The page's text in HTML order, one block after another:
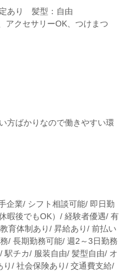
あり 髪型：自由
アクセサリーOK、つけまつ
方ばかりなので働きやすい環
企業/ シフト相談可能/ 即日勤
暇後でもOK）/ 経験者優遇/ 有
育体制あり/ 昇給あり/ 前払い
/ 長期勤務可能/ 週2～3日勤務
駅チカ/ 服装自由/ 髪型自由/ オ
/ 社会保険あり/ 交通費支給/